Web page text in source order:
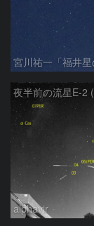
宮川祐一「福井星
夜半前の流星E-2
alphavir